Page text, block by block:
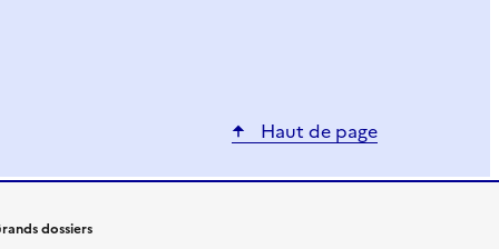
Haut de page
dossiers